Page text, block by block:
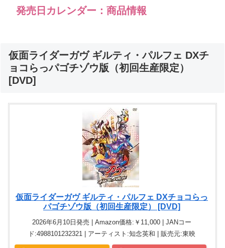
発売日カレンダー：商品情報
仮面ライダーガヴ ギルティ・パルフェ DXチ
ョコらっパゴチゾウ版（初回生産限定）
[DVD]
仮面ライダーガヴ ギルティ・パルフェ DXチョコらっ
パゴチゾウ版（初回生産限定） [DVD]
2026年6月10日発売 | Amazon価格:￥11,000 | JANコー
ド:4988101232321 | アーティスト:知念英和 | 販売元:東映